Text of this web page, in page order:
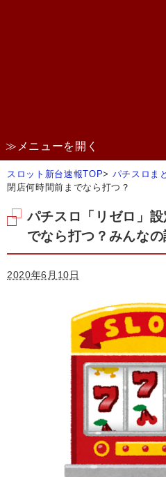
≫メニューを開く
スロット新台速報TOP> パチスロま
閉店何時間前までなら打つ？
パチスロ「リゼロ」
でなら打つ？みんな
2020年6月10日